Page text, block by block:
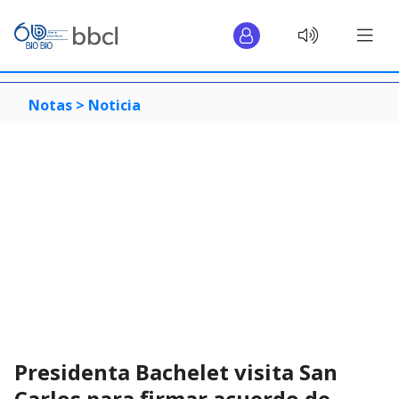
Notas > Noticia
Presidenta Bachelet visita San